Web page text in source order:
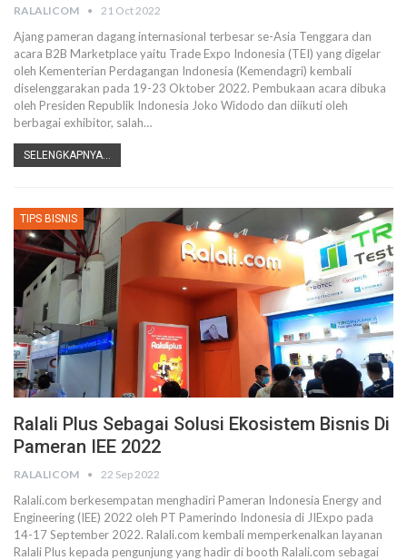
RALALICOM 21 Oct 2022
Ajang pameran dagang internasional terbesar se-Asia Tenggara dan
acara B2B Marketplace yaitu Trade Expo Indonesia (TEI) yang digelar
oleh Kementerian Perdagangan Indonesia (Kemendagri) kembali
diselenggarakan pada 19-23 Oktober 2022. Pembukaan acara dibuka
oleh Presiden Republik Indonesia Joko Widodo dan diikuti oleh
berbagai exhibitor, salah…
SELENGKAPNYA...
TIPS BISNIS
Ralali Plus Sebagai Solusi Ekosistem Bisnis Di
Pameran IEE 2022
RALALICOM 22 Sep 2022
Ralali.com berkesempatan menghadiri Pameran Indonesia Energy and
Engineering (IEE) 2022 oleh PT Pamerindo Indonesia di JIExpo pada
14-17 September 2022. Ralali.com kembali memperkenalkan layanan
Ralali Plus kepada pengunjung yang hadir di booth Ralali.com sebagai